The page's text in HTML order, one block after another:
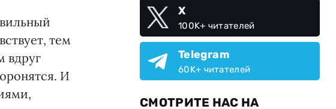
тем
вдруг
И
X
100K+ читателей
Telegram
60K+ читателей
СМОТРИТЕ НАС НА